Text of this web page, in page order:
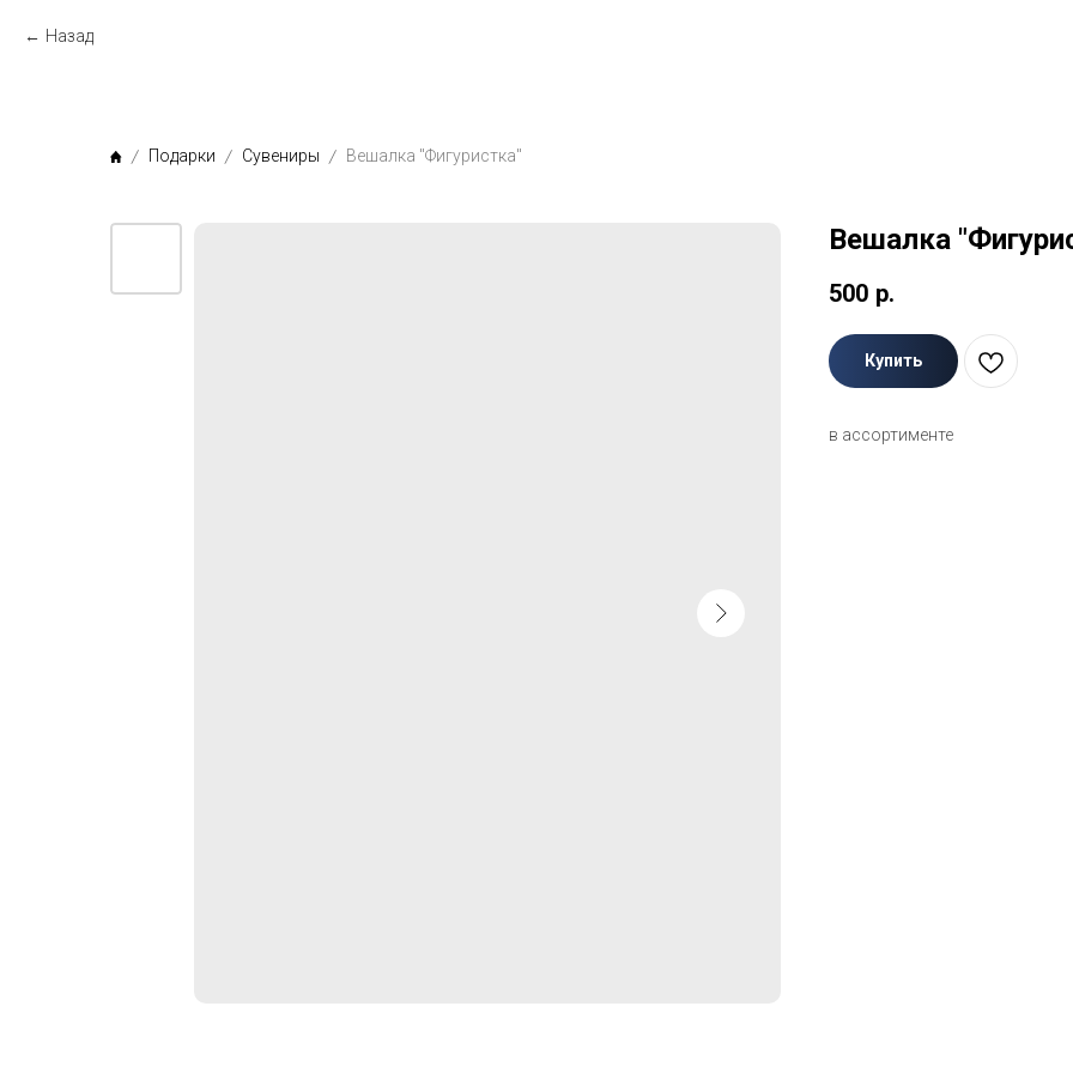
Назад
Подарки Сувениры Вешалка "Фигуристка"
Вешалка
500 р.
Купить
в ассортименте